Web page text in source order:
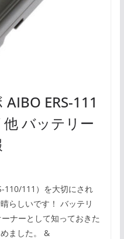
ERS-111
他 バッテリー
110/111）を大切にされ
らしいです！ バッテリ
ナーとして知っておきた
ました。 &